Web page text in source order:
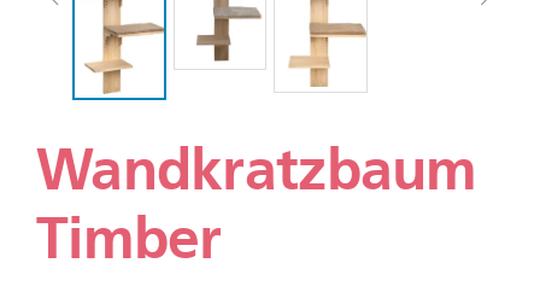
Wandkratzbaum
Timber